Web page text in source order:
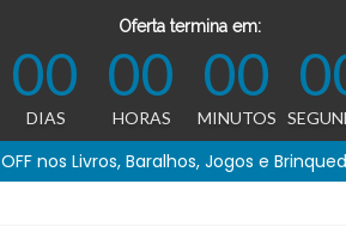
Oferta termina em:
00
DIAS
00
HORAS
00
MINUTOS
Compra garantida